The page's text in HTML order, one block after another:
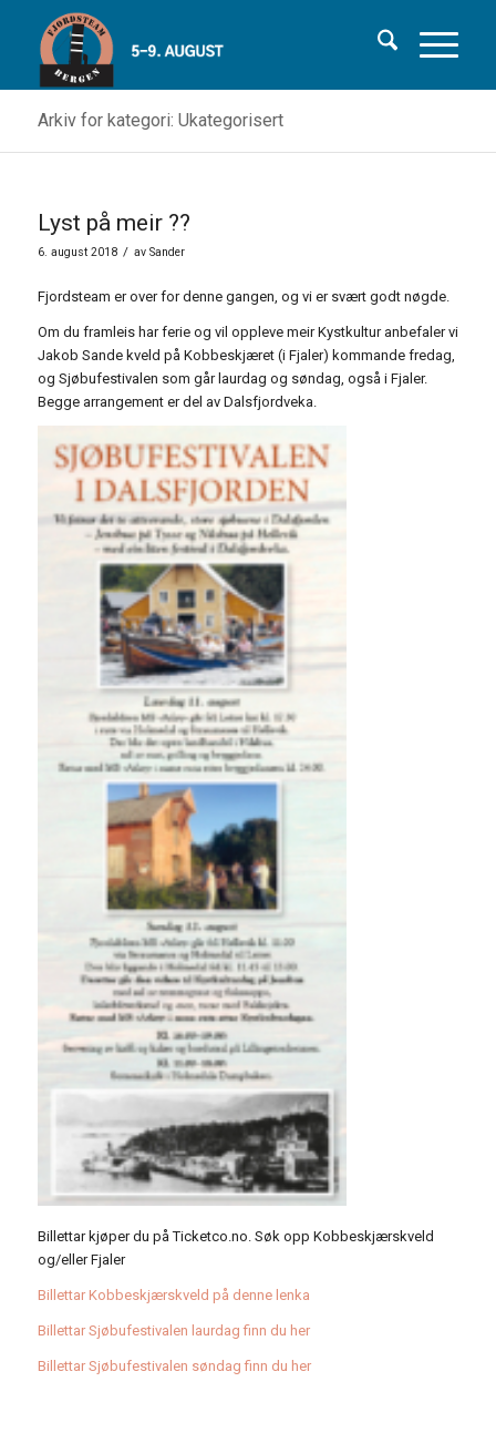
Arkiv for kategori: Ukategorisert
Lyst på meir ??
6. august 2018 / av Sander
Fjordsteam er over for denne gangen, og vi er svært godt nøgde.
Om du framleis har ferie og vil oppleve meir Kystkultur anbefaler vi
Jakob Sande kveld på Kobbeskjæret (i Fjaler) kommande fredag,
og Sjøbufestivalen som går laurdag og søndag, også i Fjaler.
Begge arrangement er del av Dalsfjordveka.
Billettar kjøper du på Ticketco.no. Søk opp Kobbeskjærskveld
og/eller Fjaler
Billettar Kobbeskjærskveld på denne lenka
Billettar Sjøbufestivalen laurdag finn du her
Billettar Sjøbufestivalen søndag finn du her